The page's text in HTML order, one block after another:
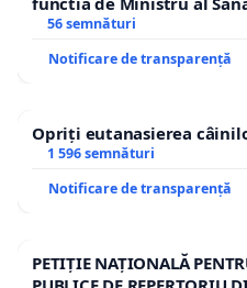
56 semnături
Notificare de transparență
Opriți eutanasierea
1 596 semnături
Notificare de transparență
PETIȚIE NAȚIONALĂ